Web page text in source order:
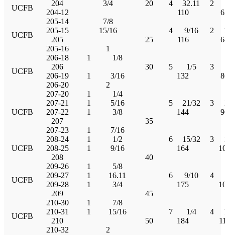
UCFB
204 3/4 20 4 32.11
2
204-12
110
UCFB
205-14
7/8
205-15
15/16 4 9/16 2
205
25 116
205-16
1
UCFB
206-18 1
1/8
206
30 5 1/5
3
206-19
1 3/16 132
206-20
2
UCFB
207-20 1
1/4
207-21
1 5/16 5 21/32 3
207-22
1 3/8 144
207
35
207-23
1 7/16
UCFB
208-24 1 1/2 6 15/32 3
208-25
1 9/16 164
208
40
UCFB
209-26 1
5/8
209-27
1 16.11 6 9/10
4
209-28
1 3/4 175
209
45
UCFB
210-30 1
7/8
210-31
1 15/16 7 1/4 4
210
50 184
210-32
2